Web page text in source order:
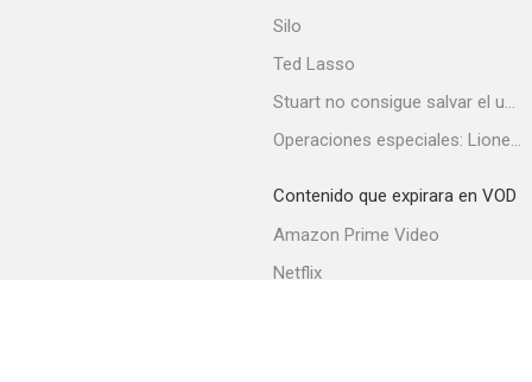
Silo
Ted Lasso
Stuart no consigue salvar el universo
Operaciones especiales: Lioness
Contenido que expirara en VOD
Amazon Prime Video
Netflix